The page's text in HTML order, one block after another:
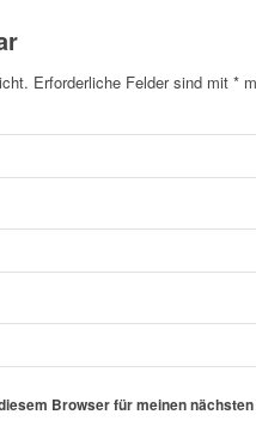
Erforderliche Felder sind mit *
Browser für meinen